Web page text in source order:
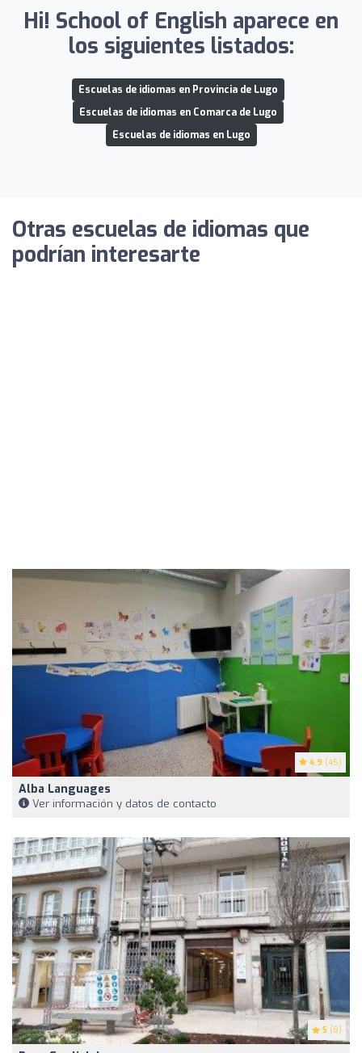
Hi! School of English aparece en
los siguientes listados:
Escuelas de idiomas en Provincia de Lugo
Escuelas de idiomas en Comarca de Lugo
Escuelas de idiomas en Lugo
Otras escuelas de idiomas que
podrían interesarte
4.9 (45)
Alba Languages
Ver información y datos de contacto
5 (8)